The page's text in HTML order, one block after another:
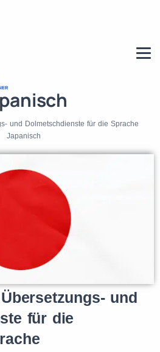
und Dolmetschdienste für die Sprache
Japanisch
und
für die